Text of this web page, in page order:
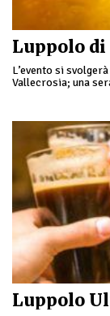
Luppolo di
L’evento si
Vallecrosia; una